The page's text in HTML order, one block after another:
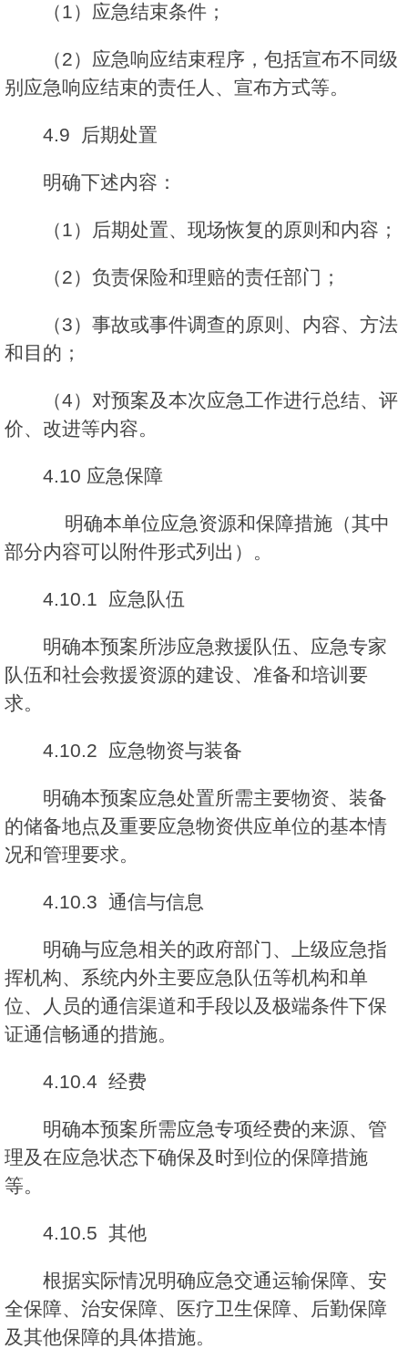
（1）应急结束条件；
（2）应急响应结束程序，包括宣布不同级
别应急响应结束的责任人、宣布方式等。
4.9 后期处置
明确下述内容：
（1）后期处置、现场恢复的原则和内容；
（2）负责保险和理赔的责任部门；
（3）事故或事件调查的原则、内容、方法
和目的；
（4）对预案及本次应急工作进行总结、评
价、改进等内容。
4.10 应急保障
明确本单位应急资源和保障措施（其中
部分内容可以附件形式列出）。
4.10.1 应急队伍
明确本预案所涉应急救援队伍、应急专家
队伍和社会救援资源的建设、准备和培训要
求。
4.10.2 应急物资与装备
明确本预案应急处置所需主要物资、装备
的储备地点及重要应急物资供应单位的基本情
况和管理要求。
4.10.3 通信与信息
明确与应急相关的政府部门、上级应急指
挥机构、系统内外主要应急队伍等机构和单
位、人员的通信渠道和手段以及极端条件下保
证通信畅通的措施。
4.10.4 经费
明确本预案所需应急专项经费的来源、管
理及在应急状态下确保及时到位的保障措施
等。
4.10.5 其他
根据实际情况明确应急交通运输保障、安
全保障、治安保障、医疗卫生保障、后勤保障
及其他保障的具体措施。